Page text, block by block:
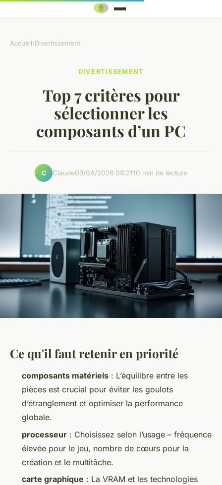
Accueil›Divertissement
DIVERTISSEMENT
Top 7 critères pour
sélectionner les
composants d’un PC
C Claude03/04/2026 08:2110 min de lecture
Ce qu'il faut retenir en priorité
composants matériels : L’équilibre entre les
pièces est crucial pour éviter les goulots
d’étranglement et optimiser la performance
globale.
processeur : Choisissez selon l’usage – fréquence
élevée pour le jeu, nombre de cœurs pour la
création et le multitâche.
carte graphique : La VRAM et les technologies